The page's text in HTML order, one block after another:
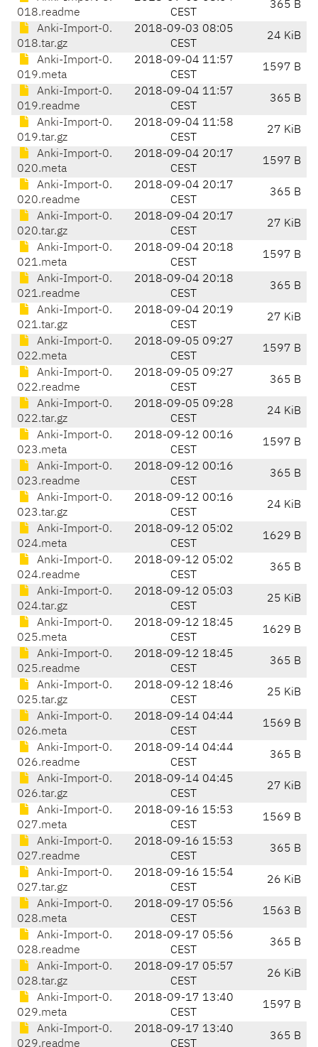
018.readme
CEST
365 B
Anki-Import-0.
018.tar.gz
2018-09-03 08:05
CEST
24 KiB
Anki-Import-0.
019.meta
2018-09-04 11:57
CEST
1597 B
Anki-Import-0.
019.readme
2018-09-04 11:57
CEST
365 B
Anki-Import-0.
019.tar.gz
2018-09-04 11:58
CEST
27 KiB
Anki-Import-0.
020.meta
2018-09-04 20:17
CEST
1597 B
Anki-Import-0.
020.readme
2018-09-04 20:17
CEST
365 B
Anki-Import-0.
020.tar.gz
2018-09-04 20:17
CEST
27 KiB
Anki-Import-0.
021.meta
2018-09-04 20:18
CEST
1597 B
Anki-Import-0.
021.readme
2018-09-04 20:18
CEST
365 B
Anki-Import-0.
021.tar.gz
2018-09-04 20:19
CEST
27 KiB
Anki-Import-0.
022.meta
2018-09-05 09:27
CEST
1597 B
Anki-Import-0.
022.readme
2018-09-05 09:27
CEST
365 B
Anki-Import-0.
022.tar.gz
2018-09-05 09:28
CEST
24 KiB
Anki-Import-0.
023.meta
2018-09-12 00:16
CEST
1597 B
Anki-Import-0.
023.readme
2018-09-12 00:16
CEST
365 B
Anki-Import-0.
023.tar.gz
2018-09-12 00:16
CEST
24 KiB
Anki-Import-0.
024.meta
2018-09-12 05:02
CEST
1629 B
Anki-Import-0.
024.readme
2018-09-12 05:02
CEST
365 B
Anki-Import-0.
024.tar.gz
2018-09-12 05:03
CEST
25 KiB
Anki-Import-0.
025.meta
2018-09-12 18:45
CEST
1629 B
Anki-Import-0.
025.readme
2018-09-12 18:45
CEST
365 B
Anki-Import-0.
025.tar.gz
2018-09-12 18:46
CEST
25 KiB
Anki-Import-0.
026.meta
2018-09-14 04:44
CEST
1569 B
Anki-Import-0.
026.readme
2018-09-14 04:44
CEST
365 B
Anki-Import-0.
026.tar.gz
2018-09-14 04:45
CEST
27 KiB
Anki-Import-0.
027.meta
2018-09-16 15:53
CEST
1569 B
Anki-Import-0.
027.readme
2018-09-16 15:53
CEST
365 B
Anki-Import-0.
027.tar.gz
2018-09-16 15:54
CEST
26 KiB
Anki-Import-0.
028.meta
2018-09-17 05:56
CEST
1563 B
Anki-Import-0.
028.readme
2018-09-17 05:56
CEST
365 B
Anki-Import-0.
028.tar.gz
2018-09-17 05:57
CEST
26 KiB
Anki-Import-0.
029.meta
2018-09-17 13:40
CEST
1597 B
Anki-Import-0.
029.readme
2018-09-17 13:40
CEST
365 B